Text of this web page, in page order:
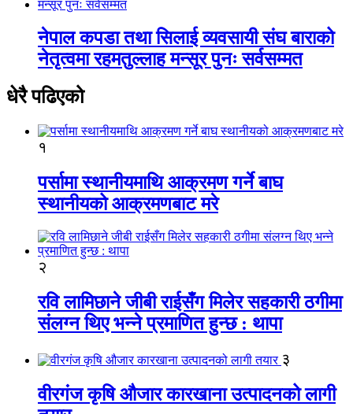
नेपाल कपडा तथा सिलाई व्यवसायी संघ बाराको
नेतृत्वमा रहमतुल्लाह मन्सूर पुनः सर्वसम्मत
धेरै पढिएको
१
पर्सामा स्थानीयमाथि आक्रमण गर्ने बाघ
स्थानीयको आक्रमणबाट मरे
२
रवि लामिछाने जीबी राईसँग मिलेर सहकारी ठगीमा
संलग्न थिए भन्ने प्रमाणित हुन्छ : थापा
३
वीरगंज कृषि औजार कारखाना उत्पादनको लागी